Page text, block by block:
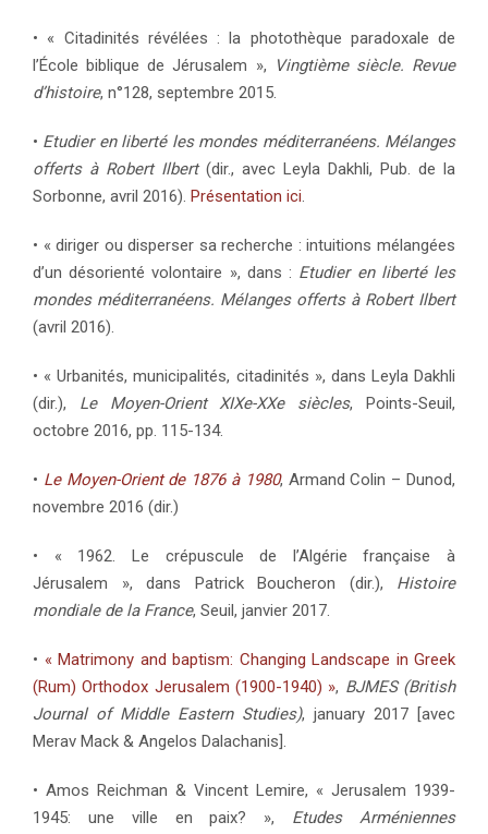
• « Citadinités révélées : la photothèque paradoxale de
l’École biblique de Jérusalem »,
Vingtième siècle. Revue
d’histoire, n°128, septembre 2015.
• Etudier en liberté les mondes méditerranéens. Mélanges
offerts à Robert Ilbert(dir., avec Leyla Dakhli, Pub. de la
Sorbonne, avril 2016). Présentation ici.
• « diriger ou disperser sa recherche : intuitions mélangées
d’un désorienté volontaire », dans : Etudier en liberté les
mondes méditerranéens. Mélanges offerts à Robert Ilbert
(avril 2016).
• « Urbanités, municipalités, citadinités », dans Leyla Dakhli
(dir.), Le Moyen-Orient XIXe-XXe siècles, Points-Seuil,
octobre 2016, pp. 115-134.
• Le Moyen-Orient de 1876 à 1980, Armand Colin – Dunod,
novembre 2016 (dir.)
• « 1962. Le crépuscule de l’Algérie française à
Jérusalem », dans Patrick Boucheron (dir.), Histoire
mondiale de la France, Seuil, janvier 2017.
• « Matrimony and baptism: Changing Landscape in Greek
(Rum) Orthodox Jerusalem (1900-1940) », BJMES (British
Journal of Middle Eastern Studies), january 2017 [avec
Merav Mack & Angelos Dalachanis].
• Amos Reichman & Vincent Lemire, « Jerusalem 1939-
1945: une ville en paix? », Etudes Arméniennes